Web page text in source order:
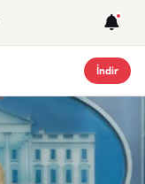
İndir